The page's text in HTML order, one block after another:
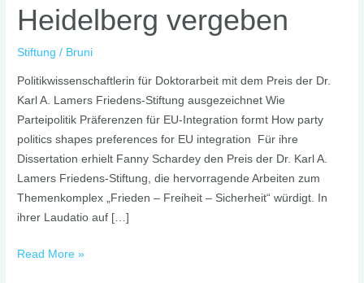
Heidelberg vergeben
Stiftung / Bruni
Politikwissenschaftlerin für Doktorarbeit mit dem Preis der Dr.
Karl A. Lamers Friedens-Stiftung ausgezeichnet Wie
Parteipolitik Präferenzen für EU-Integration formt How party
politics shapes preferences for EU integration Für ihre
Dissertation erhielt Fanny Schardey den Preis der Dr. Karl A.
Lamers Friedens-Stiftung, die hervorragende Arbeiten zum
Themenkomplex „Frieden – Freiheit – Sicherheit“ würdigt. In
ihrer Laudatio auf […]
Universität
Heidelberg
vergeben
Read More »